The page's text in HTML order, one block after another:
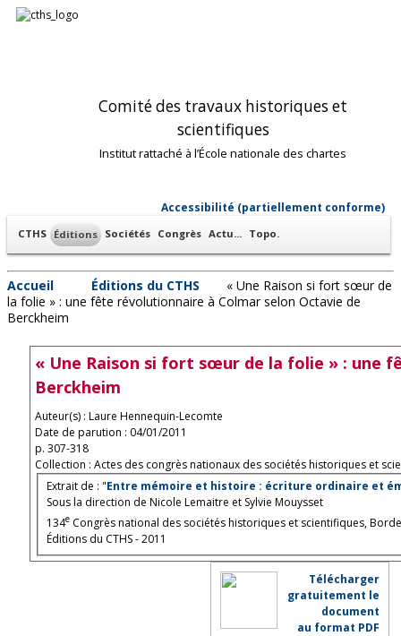
Comité des travaux historiques et
scientifiques
Institut rattaché à l’École nationale des chartes
Accessibilité (partiellement conforme)
CTHS Éditions Sociétés Congrès Actu... Topo.
Accueil Éditions du CTHS
« Une Raison si fort sœur de
la folie » : une fête révolutionnaire à Colmar selon Octavie de
Berckheim
« Une Raison si fort sœur de la folie » : une
Berckheim
Auteur(s) : Laure Hennequin-Lecomte
Date de parution : 04/01/2011
p. 307-318
Collection : Actes des congrès nationaux des sociétés historiques et
Extrait de : "Entre mémoire et histoire : écriture ordinaire et
Sous la direction de Nicole Lemaitre et Sylvie Mouysset
134e Congrès national des sociétés historiques et scientifiques,
Éditions du CTHS - 2011
Télécharger
gratuitement le
document
au format PDF